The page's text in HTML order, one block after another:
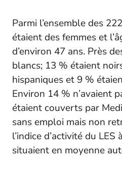
Parmi l’ensemble des
étaient des femmes et
d’environ 47 ans. Près
blancs; 13 % étaient
hispaniques et 9 %
Environ 14 % n’avaient
étaient couverts par
sans emploi mais non
l’indice d’activité du LES
situaient en moyenne